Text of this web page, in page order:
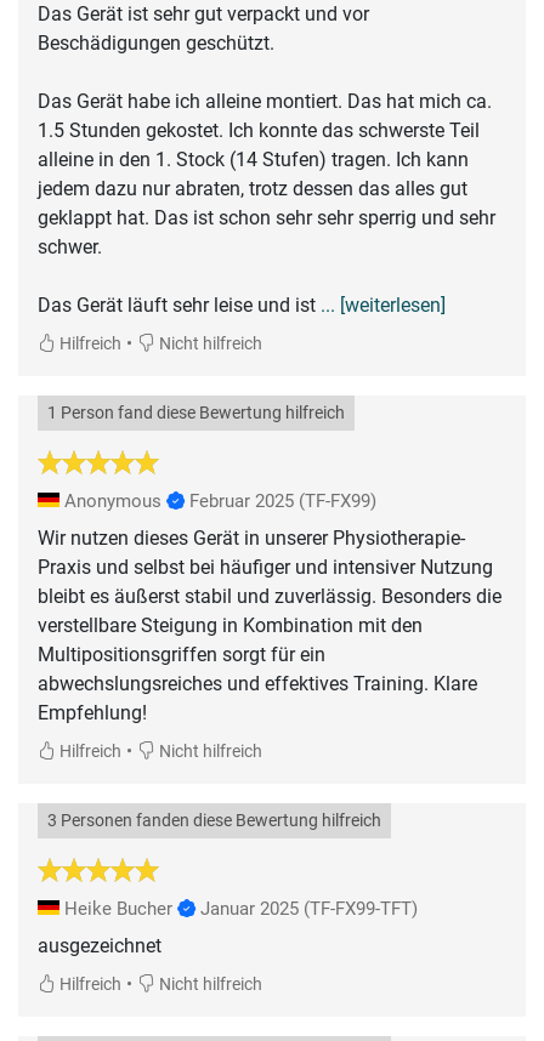
Das Gerät ist sehr gut verpackt und vor
Beschädigungen geschützt.
Das Gerät habe ich alleine montiert. Das hat mich ca.
1.5 Stunden gekostet. Ich konnte das schwerste Teil
alleine in den 1. Stock (14 Stufen) tragen. Ich kann
jedem dazu nur abraten, trotz dessen das alles gut
geklappt hat. Das ist schon sehr sehr sperrig und sehr
schwer.
Das Gerät läuft sehr leise und ist ... [weiterlesen]
Hilfreich • Nicht hilfreich
1 Person fand diese Bewertung hilfreich
Anonymous Februar 2025 (TF-FX99)
Wir nutzen dieses Gerät in unserer Physiotherapie-
Praxis und selbst bei häufiger und intensiver Nutzung
bleibt es äußerst stabil und zuverlässig. Besonders die
verstellbare Steigung in Kombination mit den
Multipositionsgriffen sorgt für ein
abwechslungsreiches und effektives Training. Klare
Empfehlung!
Hilfreich • Nicht hilfreich
3 Personen fanden diese Bewertung hilfreich
Heike Bucher Januar 2025 (TF-FX99-TFT)
ausgezeichnet
Hilfreich • Nicht hilfreich